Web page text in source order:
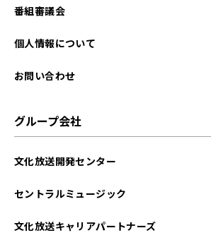
番組審議会
個人情報について
お問い合わせ
グループ会社
文化放送開発センター
セントラルミュージック
文化放送キャリアパートナーズ